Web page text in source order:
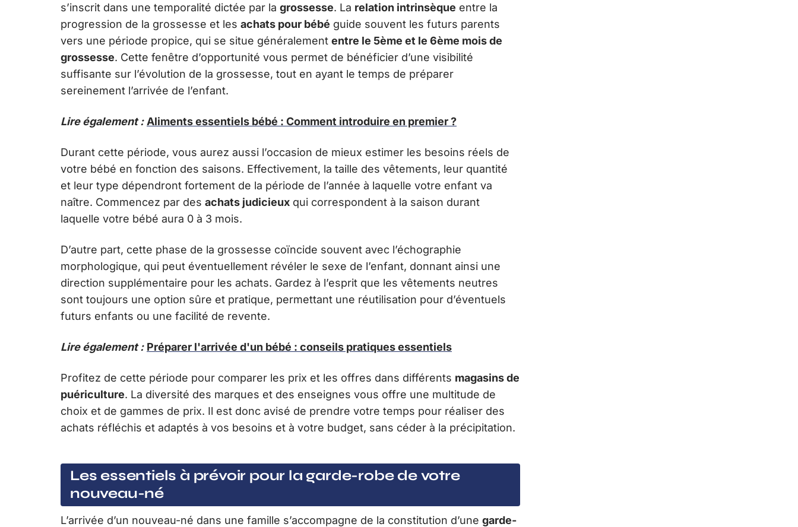
s’inscrit dans une temporalité dictée par la grossesse. La relation intrinsèque entre la
progression de la grossesse et les achats pour bébé guide souvent les futurs parents
vers une période propice, qui se situe généralement entre le 5ème et le 6ème mois de
grossesse. Cette fenêtre d’opportunité vous permet de bénéficier d’une visibilité
suffisante sur l’évolution de la grossesse, tout en ayant le temps de préparer
sereinement l’arrivée de l’enfant.
Lire également : Aliments essentiels bébé : Comment introduire en premier ?
Durant cette période, vous aurez aussi l’occasion de mieux estimer les besoins réels de
votre bébé en fonction des saisons. Effectivement, la taille des vêtements, leur quantité
et leur type dépendront fortement de la période de l’année à laquelle votre enfant va
naître. Commencez par des achats judicieux qui correspondent à la saison durant
laquelle votre bébé aura 0 à 3 mois.
D’autre part, cette phase de la grossesse coïncide souvent avec l’échographie
morphologique, qui peut éventuellement révéler le sexe de l’enfant, donnant ainsi une
direction supplémentaire pour les achats. Gardez à l’esprit que les vêtements neutres
sont toujours une option sûre et pratique, permettant une réutilisation pour d’éventuels
futurs enfants ou une facilité de revente.
Lire également : Préparer l'arrivée d'un bébé : conseils pratiques essentiels
Profitez de cette période pour comparer les prix et les offres dans différents magasins de
puériculture. La diversité des marques et des enseignes vous offre une multitude de
choix et de gammes de prix. Il est donc avisé de prendre votre temps pour réaliser des
achats réfléchis et adaptés à vos besoins et à votre budget, sans céder à la précipitation.
Les essentiels à prévoir pour la garde-robe de votre
nouveau-né
L’arrivée d’un nouveau-né dans une famille s’accompagne de la constitution d’une garde-